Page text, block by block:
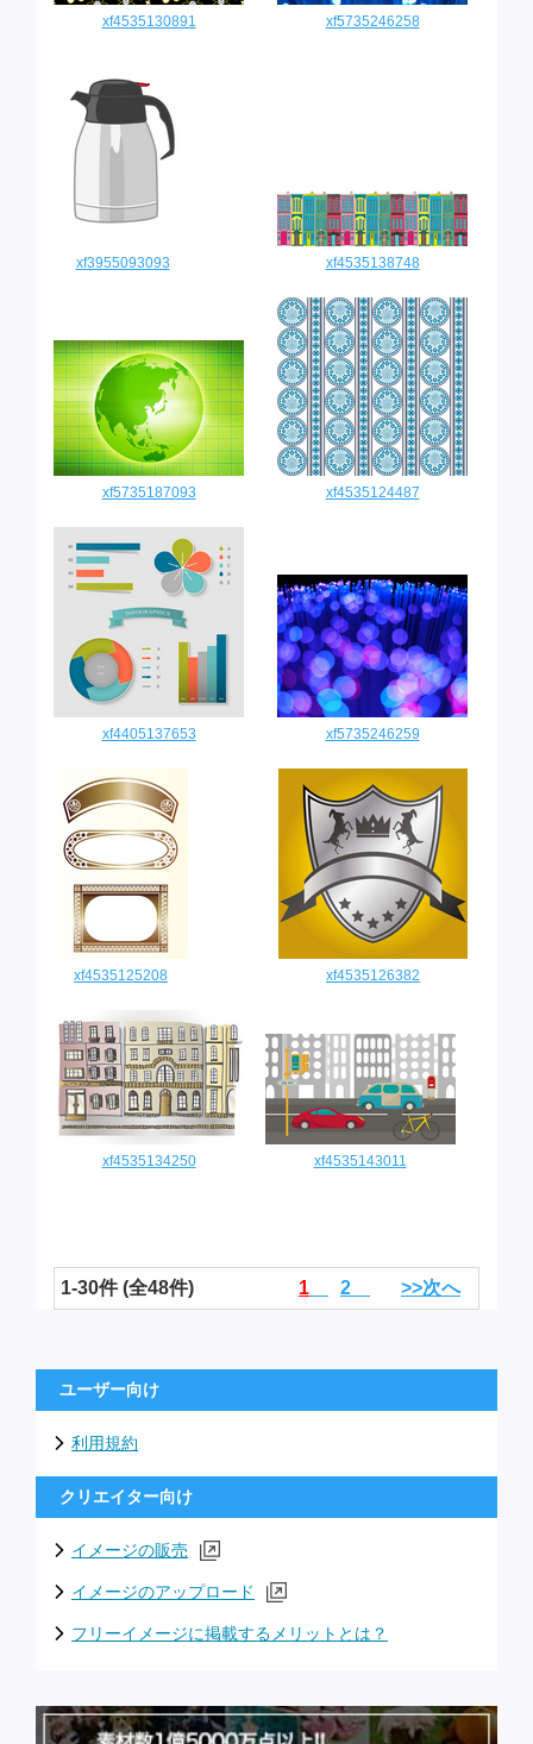
xf4535130891 xf5735246258
xf3955093093 xf4535138748
xf5735187093 xf4535124487
xf4405137653 xf5735246259
xf4535125208 xf4535126382
xf4535134250 xf4535143011
1-30件 (全48件) 1 2 >>次へ
ユーザー向け
利用規約
クリエイター向け
イメージの販売
イメージのアップロード
フリーイメージに掲載するメリットとは？